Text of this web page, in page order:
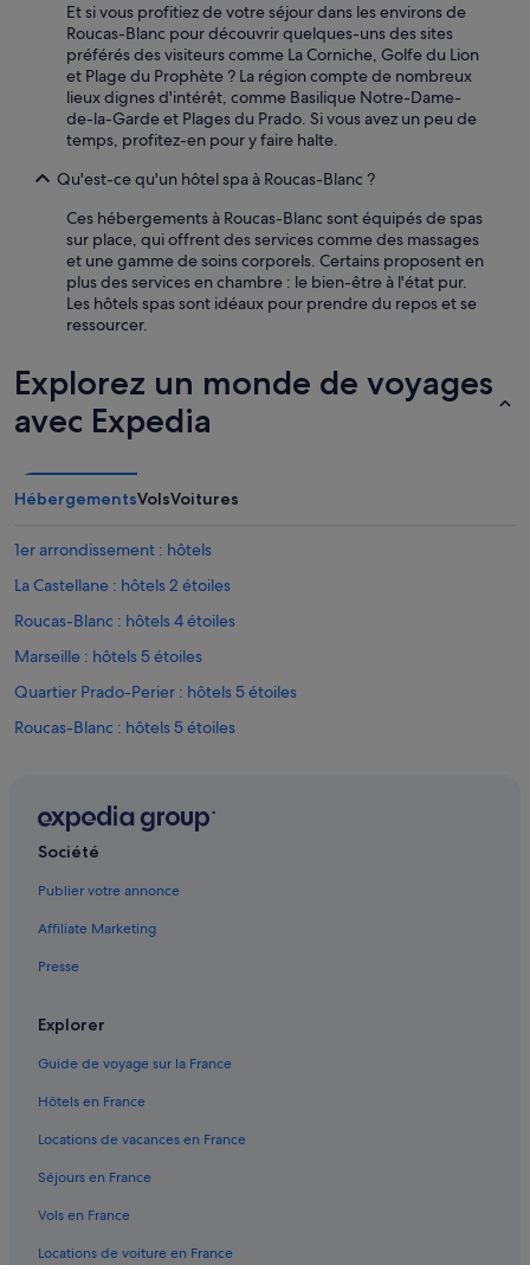
Et si vous profitiez de votre séjour dans les environs de
Roucas-Blanc pour découvrir quelques-uns des sites
préférés des visiteurs comme La Corniche, Golfe du Lion
et Plage du Prophète ? La région compte de nombreux
lieux dignes d'intérêt, comme Basilique Notre-Dame-
de-la-Garde et Plages du Prado. Si vous avez un peu de
temps, profitez-en pour y faire halte.
Qu'est-ce qu'un hôtel spa à Roucas-Blanc ?
Ces hébergements à Roucas-Blanc sont équipés de spas
sur place, qui offrent des services comme des massages
et une gamme de soins corporels. Certains proposent en
plus des services en chambre : le bien-être à l'état pur.
Les hôtels spas sont idéaux pour prendre du repos et se
ressourcer.
Explorez un monde de voyages
avec Expedia
HébergementsVolsVoitures
1er arrondissement : hôtels
La Castellane : hôtels 2 étoiles
Roucas-Blanc : hôtels 4 étoiles
Marseille : hôtels 5 étoiles
Quartier Prado-Perier : hôtels 5 étoiles
Roucas-Blanc : hôtels 5 étoiles
8e arrondissement : hôtels
Bompard : hôtels
Endoume : hôtels
Gare de Marseille-Saint-Charles : Appart’hôtels
Société
Publier votre annonce
Affiliate Marketing
Presse
Explorer
Guide de voyage sur la France
Hôtels en France
Locations de vacances en France
Séjours en France
Vols en France
Locations de voiture en France